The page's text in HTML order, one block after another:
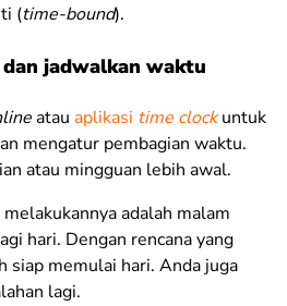
(time-bound).
dan jadwalkan waktu
atau aplikasi time clockuntuk
mengatur pembagian waktu.
atau mingguan lebih awal.
adalah malam
hari. Dengan rencana yang
siap memulai hari. Anda juga
lagi.